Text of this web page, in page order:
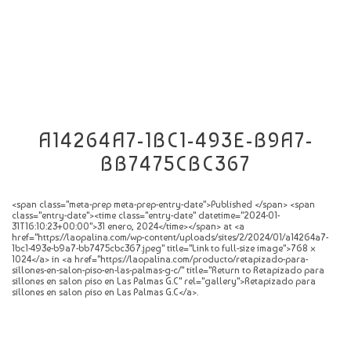
A14264A7-1BC1-493E-B9A7-
BB7475CBC367
<span class="meta-prep meta-prep-entry-date">Published </span> <span
class="entry-date"><time class="entry-date" datetime="2024-01-
31T16:10:23+00:00">31 enero, 2024</time></span> at <a
href="https://laopalina.com/wp-content/uploads/sites/2/2024/01/a14264a7-
1bc1-493e-b9a7-bb7475cbc367.jpeg" title="Link to full-size image">768 ×
1024</a> in <a href="https://laopalina.com/producto/retapizado-para-
sillones-en-salon-piso-en-las-palmas-g-c/" title="Return to Retapizado para
sillones en salon piso en Las Palmas G.C" rel="gallery">Retapizado para
sillones en salon piso en Las Palmas G.C</a>.